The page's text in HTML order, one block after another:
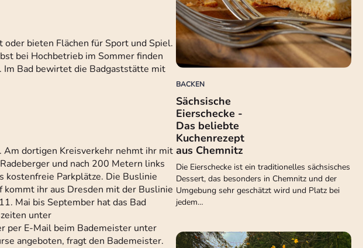
bieten Flächen für Sport und Spiel.
bei Hochbetrieb im Sommer finden
Im Bad bewirtet die Badgaststätte mit
Am dortigen Kreisverkehr nehmt ihr mit
und nach 200 Metern links
kostenfreie Parkplätze. Die Buslinie
ihr aus Dresden mit der Buslinie
Mai bis September hat das Bad
unter
per E-Mail beim Bademeister unter
angeboten, fragt den Bademeister.
BACKEN
Sächsische
Eierschecke -
Das beliebte
Kuchenrezept
aus Chemnitz
Die Eierschecke ist ein traditionelles sächsisches
Dessert, das besonders in Chemnitz und der
Umgebung sehr geschätzt wird und Platz bei
jedem…